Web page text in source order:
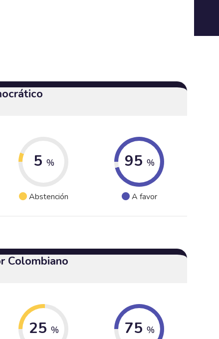
5 %
Abstención
95 %
A favor
Colombiano
25 % 75 %